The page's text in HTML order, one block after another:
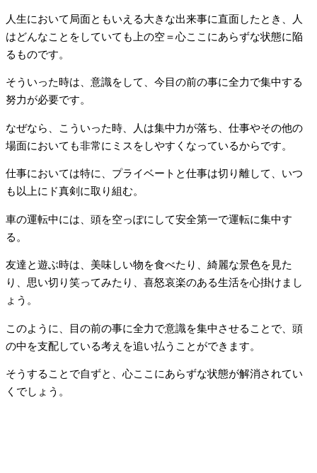
人生において局面ともいえる大きな出来事に直面したとき、人
はどんなことをしていても上の空＝心ここにあらずな状態に陥
るものです。
そういった時は、意識をして、今目の前の事に全力で集中する
努力が必要です。
なぜなら、こういった時、人は集中力が落ち、仕事やその他の
場面においても非常にミスをしやすくなっているからです。
仕事においては特に、プライベートと仕事は切り離して、いつ
も以上にド真剣に取り組む。
車の運転中には、頭を空っぽにして安全第一で運転に集中す
る。
友達と遊ぶ時は、美味しい物を食べたり、綺麗な景色を見た
り、思い切り笑ってみたり、喜怒哀楽のある生活を心掛けまし
ょう。
このように、目の前の事に全力で意識を集中させることで、頭
の中を支配している考えを追い払うことができます。
そうすることで自ずと、心ここにあらずな状態が解消されてい
くでしょう。